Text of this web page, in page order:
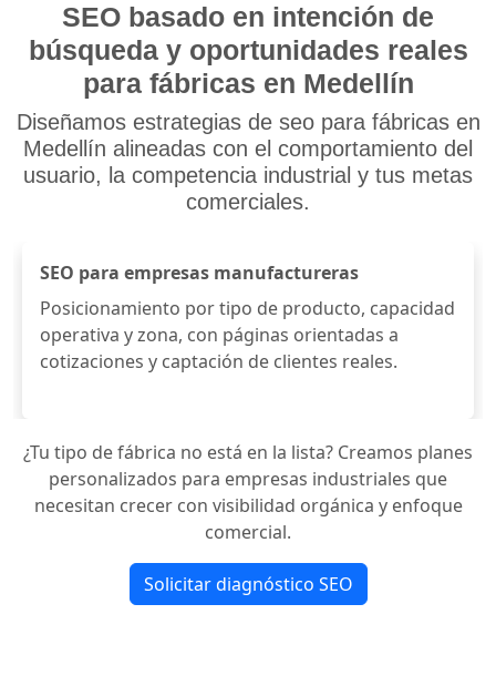
SEO basado en intención de
búsqueda y oportunidades reales
para fábricas en Medellín
Diseñamos estrategias de seo para fábricas en
Medellín alineadas con el comportamiento del
usuario, la competencia industrial y tus metas
comerciales.
SEO para empresas manufactureras
Posicionamiento por tipo de producto, capacidad
operativa y zona, con páginas orientadas a
cotizaciones y captación de clientes reales.
¿Tu tipo de fábrica no está en la lista? Creamos planes
personalizados para empresas industriales que
necesitan crecer con visibilidad orgánica y enfoque
comercial.
Solicitar diagnóstico SEO